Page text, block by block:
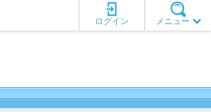
メニュー
ログイン